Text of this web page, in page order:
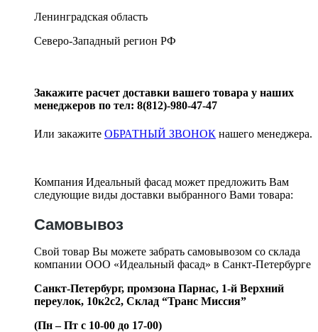
Ленинградская область
Северо-Западный регион РФ
Закажите расчет доставки вашего товара у наших
менеджеров по тел: 8(812)-980-47-47
Или закажите ОБРАТНЫЙ ЗВОНОК нашего менеджера.
Компания Идеальный фасад может предложить Вам
следующие виды доставки выбранного Вами товара:
Самовывоз
Свой товар Вы можете забрать самовывозом со склада
компании ООО «Идеальный фасад» в Санкт-Петербурге
Санкт-Петербург, промзона Парнас, 1-й Верхний
переулок, 10к2с2, Склад “Транс Миссия”
(Пн – Пт с 10-00 до 17-00)